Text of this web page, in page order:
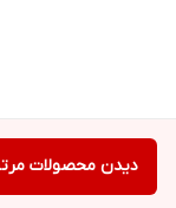
دیدن محصولات